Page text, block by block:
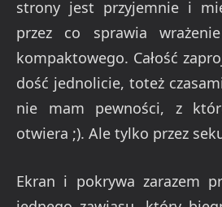
strony jest przyjemnie i
przez co sprawia
kompaktowego. Całość
dość jednolicie, toteż
nie mam pewności, z
otwiera ;). Ale tylko przez
Ekran i pokrywa zarazem